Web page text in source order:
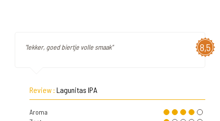
8,5
"lekker, goed biertje volle smaak"
Review : Lagunitas IPA
Aroma